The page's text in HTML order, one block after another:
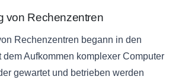
von Rechenzentren
Rechenzentren begann in den
dem Aufkommen komplexer Computer
gewartet und betrieben werden